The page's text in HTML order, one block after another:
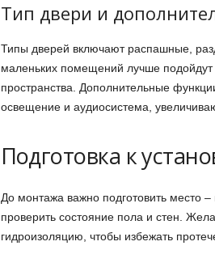
Тип двери и
Типы дверей включают распашные,
маленьких помещений лучше
пространства. Дополнительные
освещение и аудиосистема,
Подготовка к
До монтажа важно подготовить место
проверить состояние пола и стен.
гидроизоляцию, чтобы избежать